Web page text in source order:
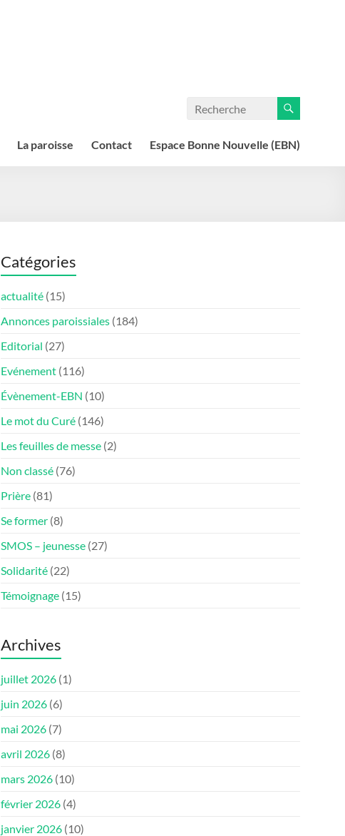
La paroisse Contact Espace Bonne Nouvelle (EBN)
Catégories
actualité (15)
Annonces paroissiales (184)
Editorial (27)
Evénement (116)
Évènement-EBN (10)
Le mot du Curé (146)
Les feuilles de messe (2)
Non classé (76)
Prière (81)
Se former (8)
SMOS – jeunesse (27)
Solidarité (22)
Témoignage (15)
Archives
juillet 2026 (1)
juin 2026 (6)
mai 2026 (7)
avril 2026 (8)
mars 2026 (10)
février 2026 (4)
janvier 2026 (10)